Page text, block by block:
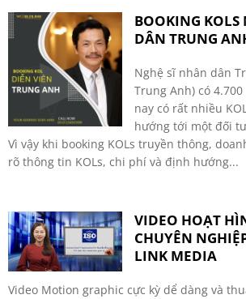
BOOKING KOLS
DÂN TRUNG
Nghệ sĩ nhân dân
Trung Anh) có
nay có rất nhiều
hướng tới một đối
Vì vậy khi booking KOLs truyền thông,
rõ thông tin KOLs, chi phí và định hướng...
VIDEO HOẠT
CHUYÊN
LINK MEDIA
Video Motion graphic cực kỳ dể dàng và